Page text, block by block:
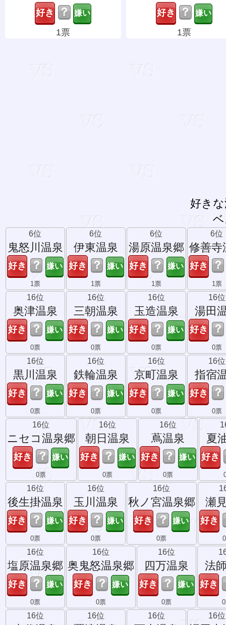
？
1票
？
1票
好き
6位
鬼怒川温泉
？
1票
6位
伊東温泉
？
1票
6位
湯原温泉郷
？
1票
6位
修善寺
？
1票
16位
奥津温泉
？
0票
16位
三朝温泉
？
0票
16位
玉造温泉
？
0票
16位
湯田
？
0票
16位
黒川温泉
？
0票
16位
鉄輪温泉
？
0票
16位
京町温泉
？
0票
16位
指宿
？
0票
16位
ニセコ温泉郷
？
0票
16位
朝日温泉
？
0票
16位
蔦温泉
？
0票
夏
16位
後生掛温泉
？
0票
16位
玉川温泉
？
0票
16位
秋ノ宮温泉郷
？
0票
瀬
16位
塩原温泉郷
？
0票
16位
奥鬼怒温泉郷
？
0票
16位
四万温泉
？
0票
法
16位 16位 16位 16位